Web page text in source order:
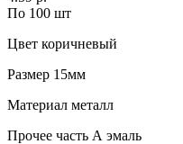
По 100 шт
Цвет коричневый
Размер 15мм
Материал металл
Прочее часть А эмаль